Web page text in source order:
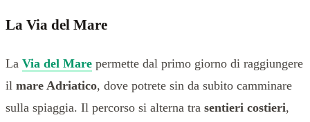
La Via del Mare
La Via del Mare permette dal primo giorno di raggiungere
il mare Adriatico, dove potrete sin da subito camminare
sulla spiaggia. Il percorso si alterna tra sentieri costieri,